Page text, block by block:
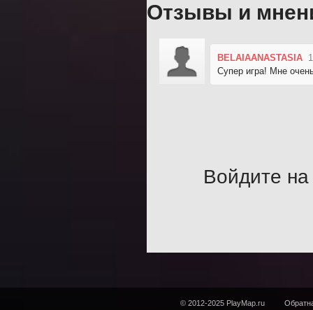
Отзывы и
BELAIAANASTASIA
Супер игра! Мне
Войдите на
© 2012-2025 PlayMap.ru